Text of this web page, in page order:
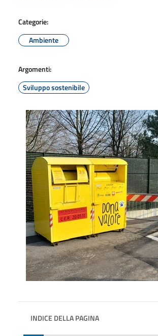
Categorie:
Ambiente
Argomenti:
Sviluppo sostenibile
INDICE DELLA PAGINA